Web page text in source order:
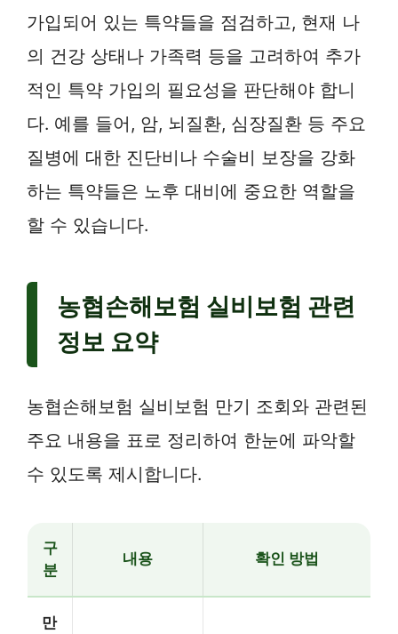
가입되어 있는 특약들을 점검하고, 현재 나
의 건강 상태나 가족력 등을 고려하여 추가
적인 특약 가입의 필요성을 판단해야 합니
다. 예를 들어, 암, 뇌질환, 심장질환 등 주요
질병에 대한 진단비나 수술비 보장을 강화
하는 특약들은 노후 대비에 중요한 역할을
할 수 있습니다.
농협손해보험 실비보험 관련
정보 요약
농협손해보험 실비보험 만기 조회와 관련된
주요 내용을 표로 정리하여 한눈에 파악할
수 있도록 제시합니다.
구
분
내용 확인 방법
만